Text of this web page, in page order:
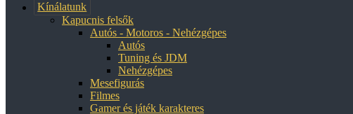
Kínálatunk
Kapucnis felsők
Autós - Motoros - Nehézgépes
Autós
Tuning és JDM
Nehézgépes
Mesefigurás
Filmes
Gamer és játék karakteres